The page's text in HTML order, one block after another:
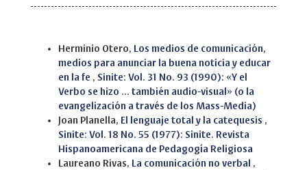
Herminio Otero, Los medios de comunicación,
medios para anunciar la buena noticia y educar
en la fe , Sinite: Vol. 31 No. 93 (1990): «Y el
Verbo se hizo ... también audio-visual» (o la
evangelización a través de los Mass-Media)
Joan Planella, El lenguaje total y la catequesis ,
Sinite: Vol. 18 No. 55 (1977): Sinite. Revista
Hispanoamericana de Pedagogía Religiosa
Laureano Rivas, La comunicación no verbal ,